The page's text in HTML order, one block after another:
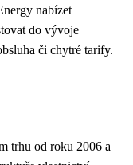
nabízet
do vývoje
či chytré tarify.
trhu od roku 2006 a